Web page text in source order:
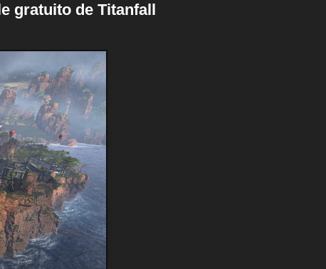
gratuito de Titanfall